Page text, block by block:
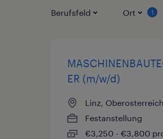
Berufsfeld Ort 1
ER (m/w/d)
Linz, Oberosterreich
Festanstellung
€3,250 - €3,800